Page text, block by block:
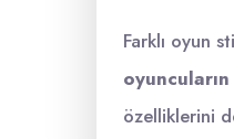
Farklı oyun
özelliklerini